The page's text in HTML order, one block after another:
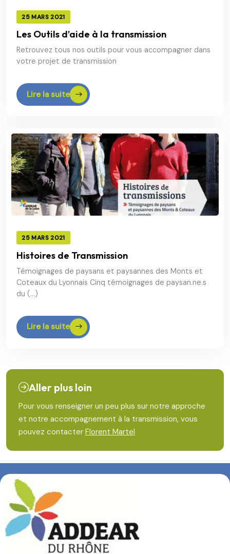
25 MARS 2021
Les Outils d’aide à la transmission
Retrouvez tous nos outils pour vous accompagner dans
votre projet de transmission
Lire la suite
25 MARS 2021
Histoires de Transmission
Témoignages de paysans et paysannes des Monts et
Coteaux du Lyonnais Cinq témoignages de paysan.ne.s
du (…)
Lire la suite
Aller plus loin
Pour vous renseigner un peu plus sur notre approche
et notre accompagnement à la transmission, vous
pouvez contacter Florent Martel